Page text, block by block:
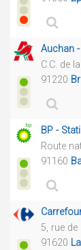
Auchan
C.C. de
91220
BP -
Route
91160
5, rue
91620